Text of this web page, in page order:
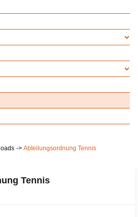
Abteilungsordnung Tennis
Tennis